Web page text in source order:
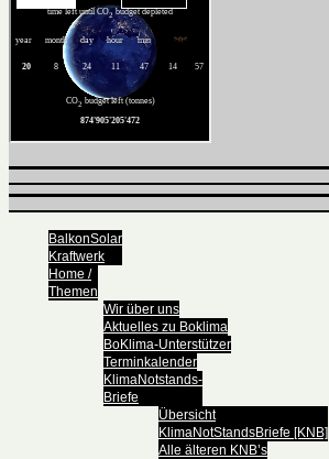
BalkonSolar
Kraftwerk
Home /
Themen
Wir über uns
Aktuelles zu Boklima
BoKlima-Unterstützer
Terminkalender
KlimaNotstands-
Briefe
Übersicht
KlimaNotStandsBriefe [KNB]
Alle älteren KNB’s